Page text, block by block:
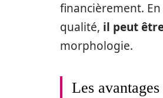
financièrement.
qualité, il peut
morphologie.
Les